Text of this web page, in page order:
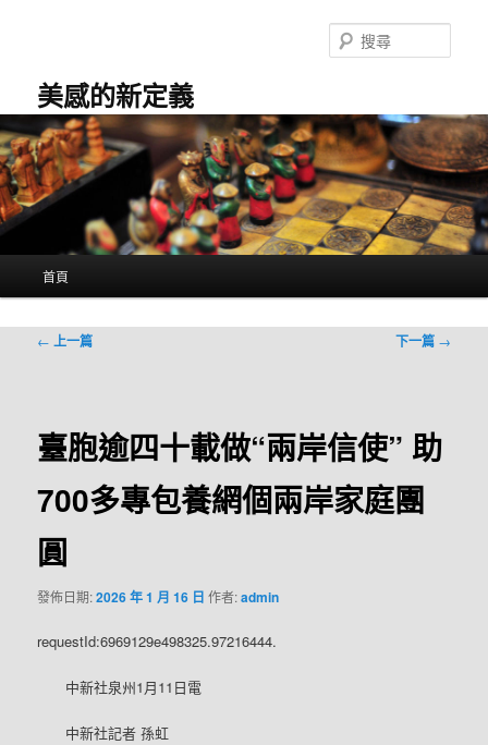
容
美感的新定義
尋
首頁
文
← 上一篇 下一篇 →
臺胞逾四十載做“兩岸信使” 助
700多專包養網個兩岸家庭團
圓
發佈日期:2026 年 1 月 16 日 作者:admin
requestId:6969129e498325.97216444.
中新社泉州1月11日電
中新社記者 孫虹